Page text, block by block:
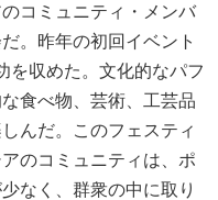
コミュニティ・メンバ
。昨年の初回イベント
を収めた。文化的なパフ
食べ物、芸術、工芸品
んだ。このフェスティ
のコミュニティは、ポ
なく、群衆の中に取り